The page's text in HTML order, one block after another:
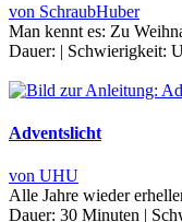
von SchraubHuber
Man kennt es: Zu
Dauer: | Schwierigkeit:
Adventslicht
von UHU
Alle Jahre wieder
Dauer: 30 Minuten |